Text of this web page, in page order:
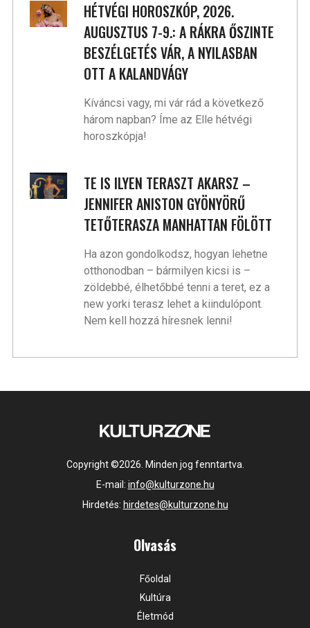
HÉTVÉGI HOROSZKÓP, 2026.
AUGUSZTUS 7-9.: A RÁKRA ŐSZINTE
BESZÉLGETÉS VÁR, A NYILASBAN
OTT A KALANDVÁGY
Kíváncsi vagy, mi vár rád a következő
három napban? Íme az Elle hétvégi
horoszkópja!
TE IS ILYEN TERASZT AKARSZ –
JENNIFER ANISTON GYÖNYÖRŰ
TETŐTERASZA MANHATTAN FÖLÖTT
Ha azon gondolkodsz, hogyan lehetne
otthonodban – bármilyen kicsi is –
zöldebbé, élhetőbbé tenni a teret, ez a
new yorki terasz lehet a kiindulópont.
Nem kell hozzá híresnek lenni!
Copyright ©2026. Minden jog fenntartva.
E-mail: info@kulturzone.hu
Hirdetés: hirdetes@kulturzone.hu
Olvasás
Főoldal
Kultúra
Életmód